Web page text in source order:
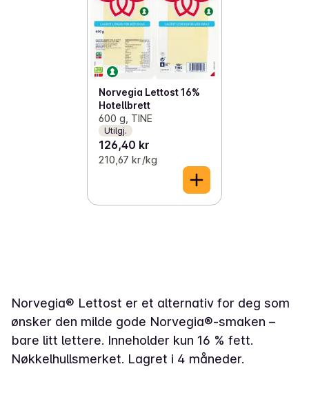
Norvegia Lettost 16%
Hotellbrett
600 g, TINE
Utilgj.
126,40 kr
210,67 kr /kg
Norvegia® Lettost er et alternativ for deg som
ønsker den milde gode Norvegia®-smaken –
bare litt lettere. Inneholder kun 16 % fett.
Nøkkelhullsmerket. Lagret i 4 måneder.